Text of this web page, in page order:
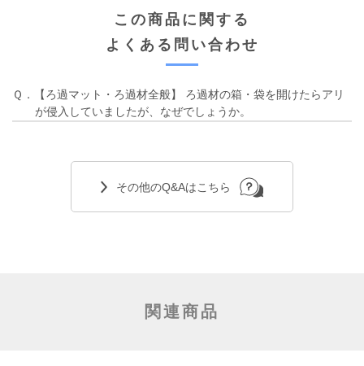
この商品に関する
よくある問い合わせ
Ｑ．【ろ過マット・ろ過材全般】 ろ過材の箱・袋を開けたらアリ
が侵入していましたが、なぜでしょうか。
その他のQ&Aはこちら
関連商品